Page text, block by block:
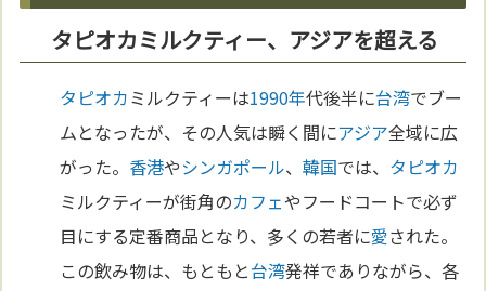
タピオカミルクティー、アジアを超える
タピオカミルクティーは1990年代後半に台湾でブー
ムとなったが、その人気は瞬く間にアジア全域に広
がった。 香港やシンガポール、韓国では、 タピオカ
ミルクティーが街角のカフェやフードコートで必ず
目にする定番商品となり、多くの若者に愛された。
この飲み物は、もともと台湾発祥でありながら、各